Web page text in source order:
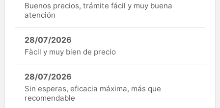
Buenos precios, trámite fácil y muy buena
atención
28/07/2026
Fàcil y muy bien de precio
28/07/2026
Sin esperas, eficacia máxima, más que
recomendable